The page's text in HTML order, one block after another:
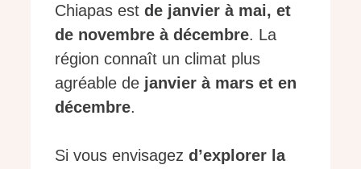
Chiapas est de janvier à mai, et
de novembre à décembre. La
région connaît un climat plus
agréable de janvier à mars et en
décembre.
Si vous envisagez d’explorer la